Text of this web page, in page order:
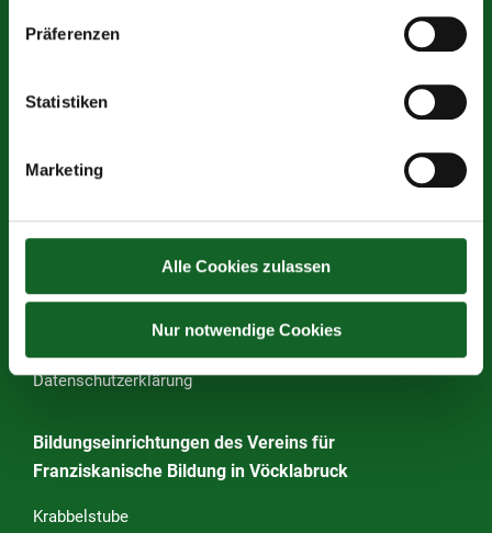
Präferenzen
Statistiken
Marketing
Alle Cookies zulassen
Nur notwendige Cookies
Mittelschule des Vereins für Franziskanische Bildung
Tel.:07672 72680–30
Öffnungszeiten Sekretariat: 07:00 – 12:00 Uhr
E-Mail:s417152@schule-ooe.at
Datenschutzerklärung
Bildungseinrichtungen des Vereins für
Franziskanische Bildung in Vöcklabruck
Krabbelstube